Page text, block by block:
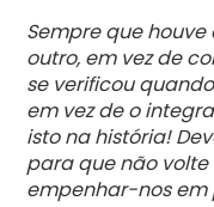
Sempre que
outro, em vez de
se verificou
em vez de o
isto na história!
para que não volte
empenhar-nos em